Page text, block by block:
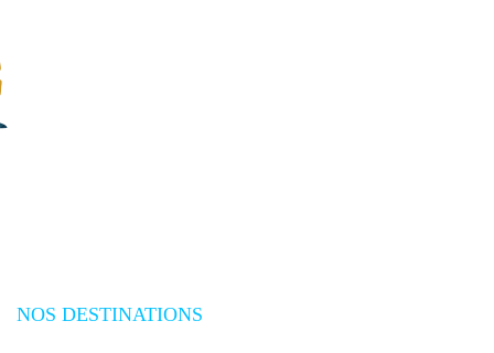
NOS DESTINATIONS